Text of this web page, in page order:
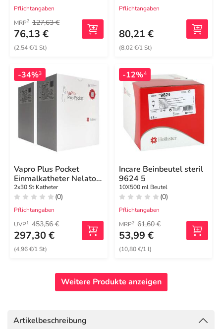
Pflichtangaben
MRP2 127,63 €
76,13 €
(2,54 €/1 St)
Pflichtangaben
80,21 €
(8,02 €/1 St)
-34%3
Vapro Plus Pocket
Einmalkatheter Nelaton
Ch 14 40 cm
2x30 St Katheter
(0)
Pflichtangaben
UVP1 453,56 €
297,30 €
(4,96 €/1 St)
-12%4
Incare Beinbeutel steril
9624 5
10X500 ml Beutel
(0)
Pflichtangaben
MRP2 61,60 €
53,99 €
(10,80 €/1 l)
Weitere Produkte anzeigen
Artikelbeschreibung